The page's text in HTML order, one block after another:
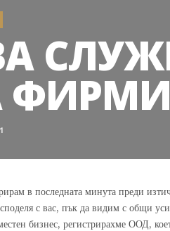
в последната минута преди
с вас, пък да видим с общи
бизнес, регистрирахме ООД,